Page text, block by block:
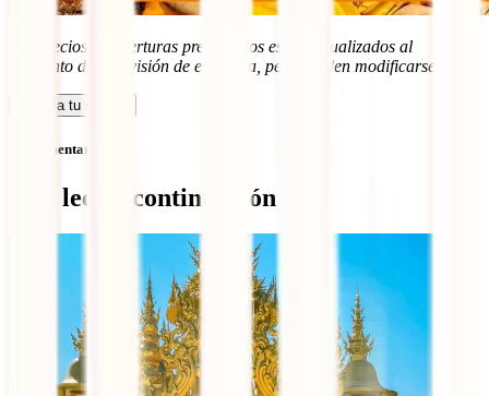
Los precios y coberturas presentados están actualizados al
momento de la revisión de esta guía, pero pueden modificarse.
Calcula tu seguro
Sin comentarios
Qué leer a continuación